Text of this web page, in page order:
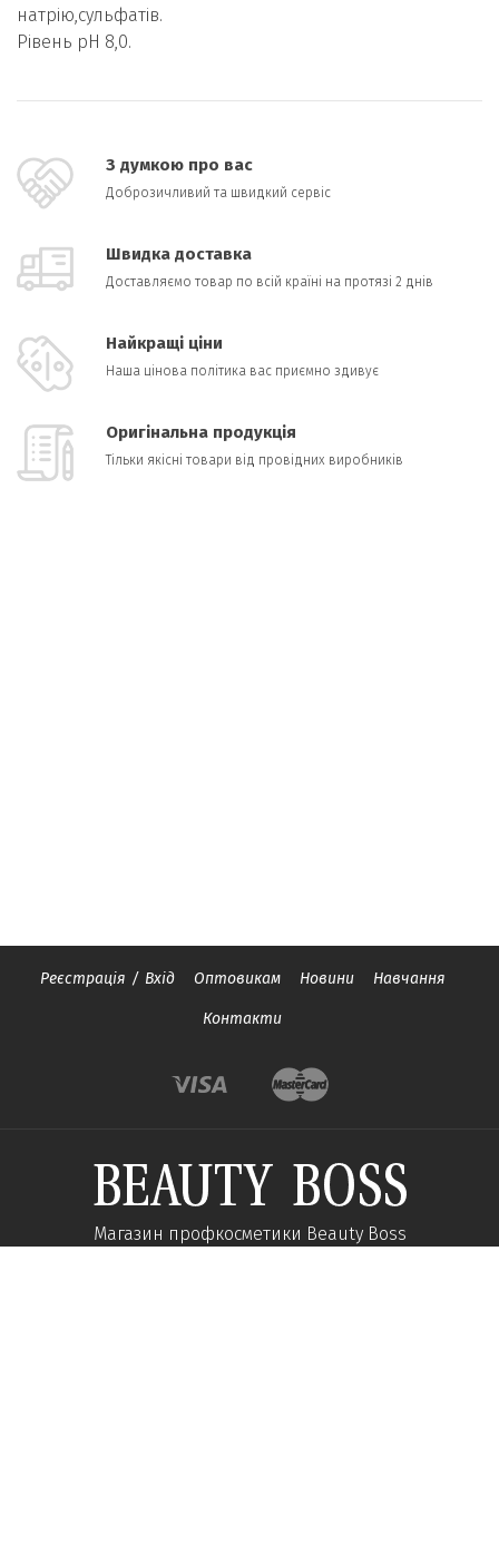
натрію,сульфатів.
Рівень рН 8,0.
З думкою про вас
Доброзичливий та швидкий сервіс
Швидка доставка
Доставляємо товар по всій країні на протязі 2 днів
Найкращі ціни
Наша цінова політика вас приємно здивує
Оригінальна продукція
Тільки якісні товари від провідних виробників
Реєстрація / Вхід Оптовикам Новини Навчання
Контакти
Магазин профкосметики Beauty Boss